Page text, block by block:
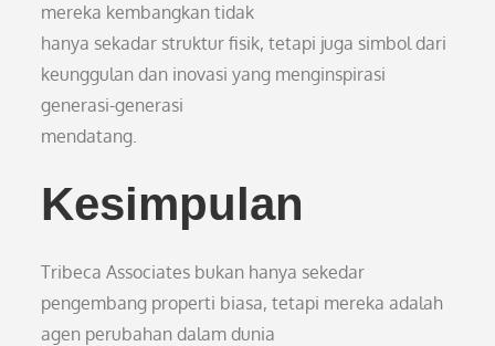
mereka kembangkan tidak
hanya sekadar struktur fisik, tetapi juga simbol dari
keunggulan dan inovasi yang menginspirasi
generasi-generasi
mendatang.
Kesimpulan
Tribeca Associates bukan hanya sekedar
pengembang properti biasa, tetapi mereka adalah
agen perubahan dalam dunia